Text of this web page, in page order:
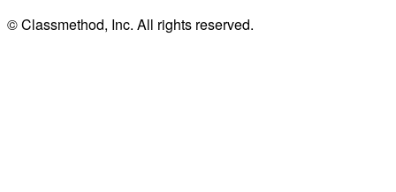
© Classmethod, Inc. All rights reserved.